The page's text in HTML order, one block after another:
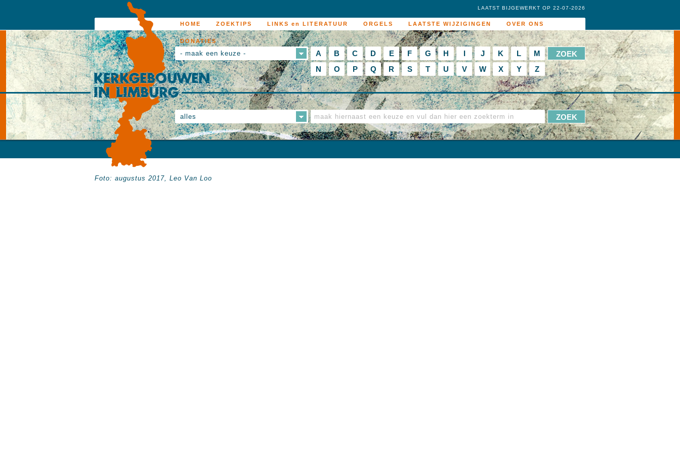
HOME ZOEKTIPS LINKS en LITERATUUR ORGELS LAATSTE WIJZIGINGEN OVER ONS
DONATIES
LAATST BIJGEWERKT OP 22-07-2026
- maak een keuze - A B C D E F G H I J K L
M
N
O P Q R S T U V W X Y Z
alles
Foto: augustus 2017, Leo Van Loo